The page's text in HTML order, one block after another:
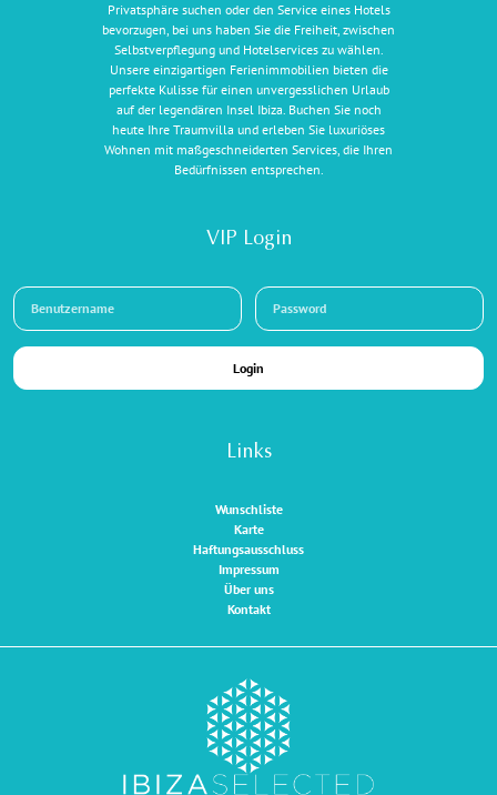
Privatsphäre suchen oder den Service eines Hotels
bevorzugen, bei uns haben Sie die Freiheit, zwischen
Selbstverpflegung und Hotelservices zu wählen.
Unsere einzigartigen Ferienimmobilien bieten die
perfekte Kulisse für einen unvergesslichen Urlaub
auf der legendären Insel Ibiza. Buchen Sie noch
heute Ihre Traumvilla und erleben Sie luxuriöses
Wohnen mit maßgeschneiderten Services, die Ihren
Bedürfnissen entsprechen.
Links
Wunschliste
Karte
Haftungsausschluss
Impressum
Über uns
Kontakt
VIP Login
Login